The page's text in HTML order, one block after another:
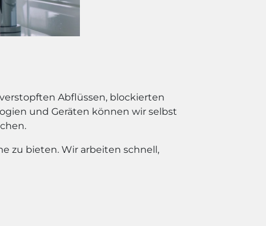
Abflüssen, blockierten
und Geräten können wir selbst
zu bieten. Wir arbeiten schnell,